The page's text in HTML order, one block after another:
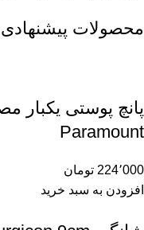
محصولات پیشنهادی
Paramount
224٬000 تومان
افزودن به سبد خرید